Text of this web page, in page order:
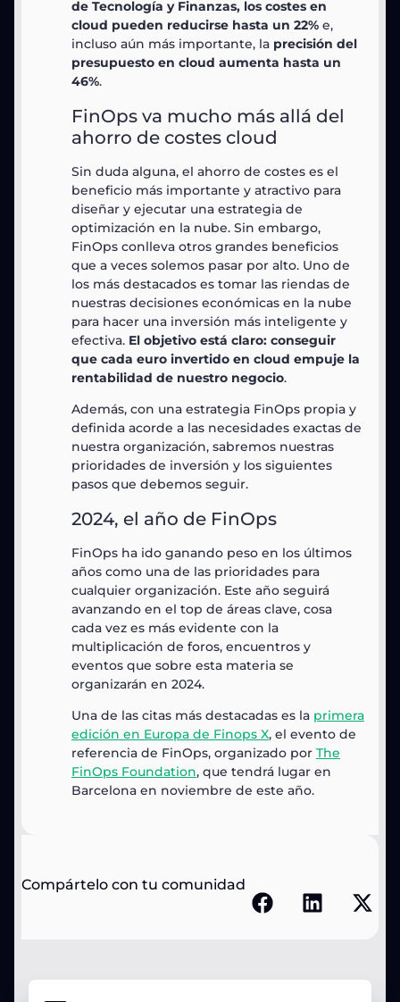
de Tecnología y Finanzas, los costes en
cloud pueden reducirse hasta un 22% e,
incluso aún más importante, la precisión del
presupuesto en cloud aumenta hasta un
46%.
FinOps va mucho más allá del
ahorro de costes cloud
Sin duda alguna, el ahorro de costes es el
beneficio más importante y atractivo para
diseñar y ejecutar una estrategia de
optimización en la nube. Sin embargo,
FinOps conlleva otros grandes beneficios
que a veces solemos pasar por alto. Uno de
los más destacados es tomar las riendas de
nuestras decisiones económicas en la nube
para hacer una inversión más inteligente y
efectiva. El objetivo está claro: conseguir
que cada euro invertido en cloud empuje la
rentabilidad de nuestro negocio.
Además, con una estrategia FinOps propia y
definida acorde a las necesidades exactas de
nuestra organización, sabremos nuestras
prioridades de inversión y los siguientes
pasos que debemos seguir.
2024, el año de FinOps
FinOps ha ido ganando peso en los últimos
años como una de las prioridades para
cualquier organización. Este año seguirá
avanzando en el top de áreas clave, cosa
cada vez es más evidente con la
multiplicación de foros, encuentros y
eventos que sobre esta materia se
organizarán en 2024.
Una de las citas más destacadas es la primera
edición en Europa de Finops X, el evento de
referencia de FinOps, organizado por The
FinOps Foundation, que tendrá lugar en
Barcelona en noviembre de este año.
Compártelo con tu comunidad